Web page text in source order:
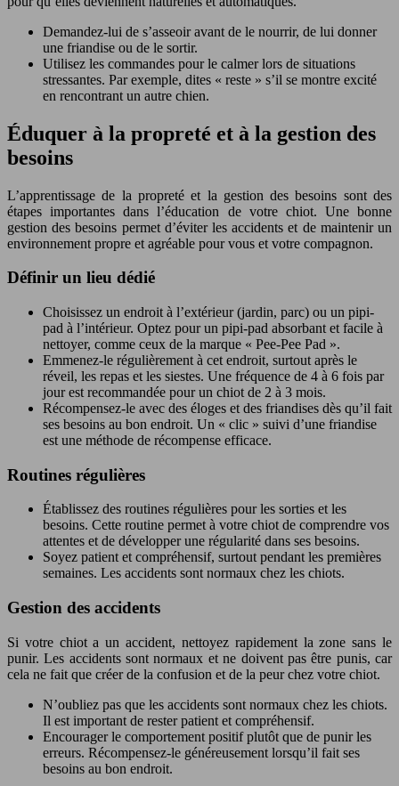
Demandez-lui de s’asseoir avant de le nourrir, de lui donner
une friandise ou de le sortir.
Utilisez les commandes pour le calmer lors de situations
stressantes. Par exemple, dites « reste » s’il se montre excité
en rencontrant un autre chien.
Éduquer à la propreté et à la gestion des
besoins
L’apprentissage de la propreté et la gestion des besoins sont des
étapes importantes dans l’éducation de votre chiot. Une bonne
gestion des besoins permet d’éviter les accidents et de maintenir un
environnement propre et agréable pour vous et votre compagnon.
Définir un lieu dédié
Choisissez un endroit à l’extérieur (jardin, parc) ou un pipi-
pad à l’intérieur. Optez pour un pipi-pad absorbant et facile à
nettoyer, comme ceux de la marque « Pee-Pee Pad ».
Emmenez-le régulièrement à cet endroit, surtout après le
réveil, les repas et les siestes. Une fréquence de 4 à 6 fois par
jour est recommandée pour un chiot de 2 à 3 mois.
Récompensez-le avec des éloges et des friandises dès qu’il fait
ses besoins au bon endroit. Un « clic » suivi d’une friandise
est une méthode de récompense efficace.
Routines régulières
Établissez des routines régulières pour les sorties et les
besoins. Cette routine permet à votre chiot de comprendre vos
attentes et de développer une régularité dans ses besoins.
Soyez patient et compréhensif, surtout pendant les premières
semaines. Les accidents sont normaux chez les chiots.
Gestion des accidents
Si votre chiot a un accident, nettoyez rapidement la zone sans le
punir. Les accidents sont normaux et ne doivent pas être punis, car
cela ne fait que créer de la confusion et de la peur chez votre chiot.
N’oubliez pas que les accidents sont normaux chez les chiots.
Il est important de rester patient et compréhensif.
Encourager le comportement positif plutôt que de punir les
erreurs. Récompensez-le généreusement lorsqu’il fait ses
besoins au bon endroit.